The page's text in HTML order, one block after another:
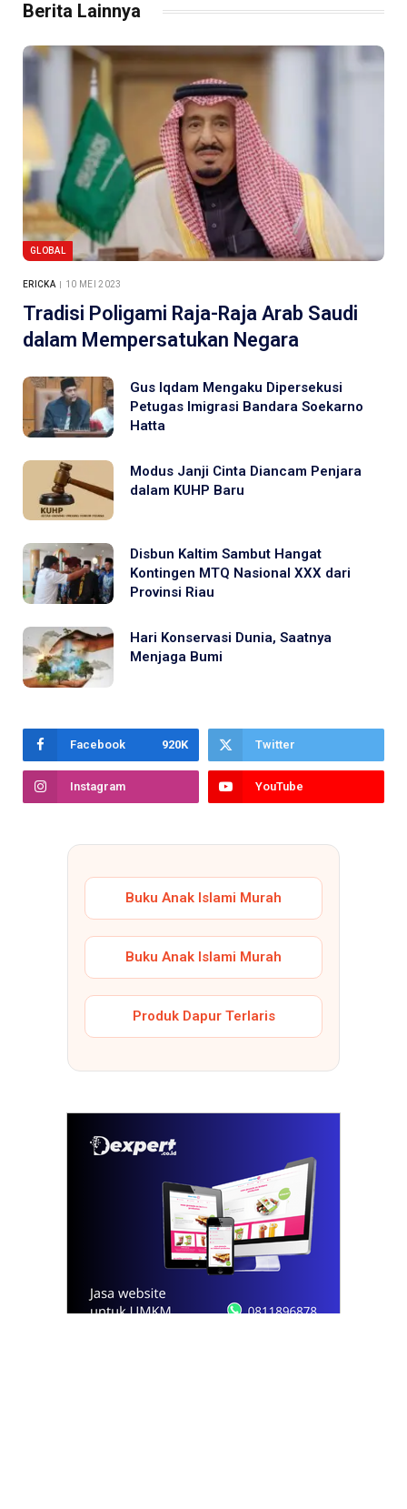
Berita Lainnya
GLOBAL
ERICKA 10 MEI 2023
Tradisi Poligami Raja-Raja Arab Saudi
dalam Mempersatukan Negara
Gus Iqdam Mengaku Dipersekusi
Petugas Imigrasi Bandara Soekarno
Hatta
Modus Janji Cinta Diancam Penjara
dalam KUHP Baru
Disbun Kaltim Sambut Hangat
Kontingen MTQ Nasional XXX dari
Provinsi Riau
Hari Konservasi Dunia, Saatnya
Menjaga Bumi
Facebook 920K Twitter
Instagram YouTube
Buku Anak Islami Murah
Buku Anak Islami Murah
Produk Dapur Terlaris